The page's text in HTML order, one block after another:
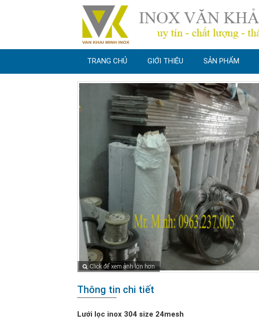
TRANG CHỦ GIỚI THIỆU SẢN PHẨM
Click để xem ảnh lớn hơn
Thông tin chi tiết
Lưới lọc inox 304 size 24mesh